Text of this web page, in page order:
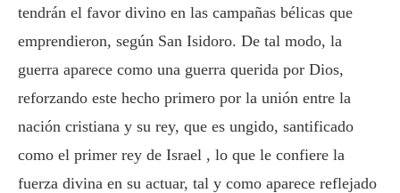
tendrán el favor divino en las campañas bélicas que
emprendieron, según San Isidoro. De tal modo, la
guerra aparece como una guerra querida por Dios,
reforzando este hecho primero por la unión entre la
nación cristiana y su rey, que es ungido, santificado
como el primer rey de Israel , lo que le confiere la
fuerza divina en su actuar, tal y como aparece reflejado